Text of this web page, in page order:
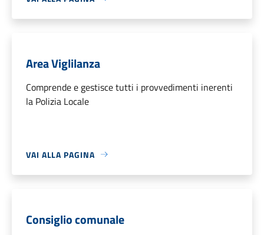
Area Viglilanza
Comprende e gestisce tutti i provvedimenti inerenti
la Polizia Locale
VAI ALLA PAGINA
Consiglio comunale